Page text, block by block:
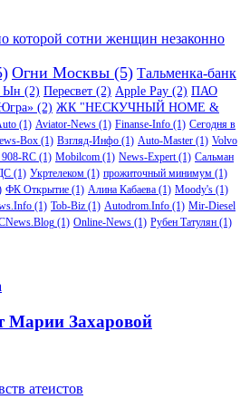
которой сотни женщин незаконно
Огни Москвы (5) Тальменка-банк
Ын (2) Пересвет (2) Apple Pay (2) ПАО
(2) ЖК "НЕСКУЧНЫЙ HOME &
(1) Aviator-News (1) Finanse-Info (1) Сегодня в
Box (1) Взгляд-Инфо (1) Auto-Master (1) Volvo
908-RC (1) Mobilcom (1) News-Expert(1) Сальман
(1) Укртелеком (1) прожиточный минимум (1)
ФК Открытие (1) Алина Кабаева (1) Moody's (1)
(1) Tob-Biz (1) Autodrom.Info (1) Mir-Diesel
(1) Online-News (1) Рубен Татулян (1)
Марии Захаровой